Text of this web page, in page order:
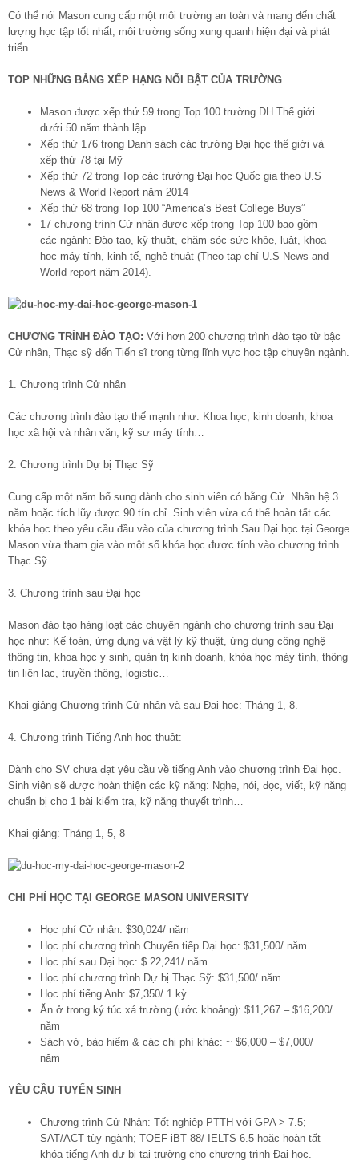
Có thể nói Mason cung cấp một môi trường an toàn và mang đến chất
lượng học tập tốt nhất, môi trường sống xung quanh hiện đại và phát
triển.
TOP NHỮNG BẢNG XẾP HẠNG NỔI BẬT CỦA TRƯỜNG
Mason được xếp thứ 59 trong Top 100 trường ĐH Thế giới
dưới 50 năm thành lập
Xếp thứ 176 trong Danh sách các trường Đại học thế giới và
xếp thứ 78 tại Mỹ
Xếp thứ 72 trong Top các trường Đại học Quốc gia theo U.S
News & World Report năm 2014
Xếp thứ 68 trong Top 100 “America’s Best College Buys”
17 chương trình Cử nhân được xếp trong Top 100 bao gồm
các ngành: Đào tạo, kỹ thuật, chăm sóc sức khỏe, luật, khoa
học máy tính, kinh tế, nghệ thuật (Theo tạp chí U.S News and
World report năm 2014).
CHƯƠNG TRÌNH ĐÀO TẠO: Với hơn 200 chương trình đào tạo từ bậc
Cử nhân, Thạc sỹ đến Tiến sĩ trong từng lĩnh vực học tập chuyên ngành.
1. Chương trình Cử nhân
Các chương trình đào tạo thế mạnh như: Khoa học, kinh doanh, khoa
học xã hội và nhân văn, kỹ sư máy tính…
2. Chương trình Dự bị Thạc Sỹ
Cung cấp một năm bổ sung dành cho sinh viên có bằng Cử Nhân hệ 3
năm hoặc tích lũy được 90 tín chỉ. Sinh viên vừa có thể hoàn tất các
khóa học theo yêu cầu đầu vào của chương trình Sau Đại học tại George
Mason vừa tham gia vào một số khóa học được tính vào chương trình
Thạc Sỹ.
3. Chương trình sau Đại học
Mason đào tạo hàng loạt các chuyên ngành cho chương trình sau Đại
học như: Kế toán, ứng dụng và vật lý kỹ thuật, ứng dụng công nghệ
thông tin, khoa học y sinh, quản trị kinh doanh, khóa học máy tính, thông
tin liên lạc, truyền thông, logistic…
Khai giảng Chương trình Cử nhân và sau Đại học: Tháng 1, 8.
4. Chương trình Tiếng Anh học thuật:
Dành cho SV chưa đạt yêu cầu về tiếng Anh vào chương trình Đại học.
Sinh viên sẽ được hoàn thiện các kỹ năng: Nghe, nói, đọc, viết, kỹ năng
chuẩn bị cho 1 bài kiểm tra, kỹ năng thuyết trình…
Khai giảng: Tháng 1, 5, 8
CHI PHÍ HỌC TẠI GEORGE MASON UNIVERSITY
Học phí Cử nhân: $30,024/ năm
Học phí chương trình Chuyển tiếp Đại học: $31,500/ năm
Học phí sau Đại học: $ 22,241/ năm
Học phí chương trình Dự bị Thạc Sỹ: $31,500/ năm
Học phí tiếng Anh: $7,350/ 1 kỳ
Ăn ở trong ký túc xá trường (ước khoảng): $11,267 – $16,200/
năm
Sách vở, bảo hiểm & các chi phí khác: ~ $6,000 – $7,000/
năm
YÊU CẦU TUYỂN SINH
Chương trình Cử Nhân: Tốt nghiệp PTTH với GPA > 7.5;
SAT/ACT tùy ngành; TOEF iBT 88/ IELTS 6.5 hoặc hoàn tất
khóa tiếng Anh dự bị tại trường cho chương trình Đại học.